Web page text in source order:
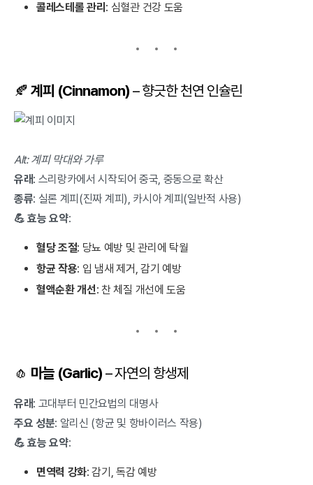
콜레스테롤 관리 : 심혈관 건강 도움
🍂 계피 (Cinnamon) – 향긋한 천연 인슐린
Alt: 계피 막대와 가루
유래: 스리랑카에서 시작되어 중국, 중동으로 확산
종류: 실론 계피(진짜 계피), 카시아 계피(일반적 사용)
💪 효능 요약:
혈당 조절: 당뇨 예방 및 관리에 탁월
항균 작용: 입 냄새 제거, 감기 예방
혈액순환 개선: 찬 체질 개선에 도움
🧄 마늘 (Garlic) – 자연의 항생제
유래: 고대부터 민간요법의 대명사
주요 성분: 알리신 (항균 및 항바이러스 작용)
💪 효능 요약:
면역력 강화: 감기, 독감 예방